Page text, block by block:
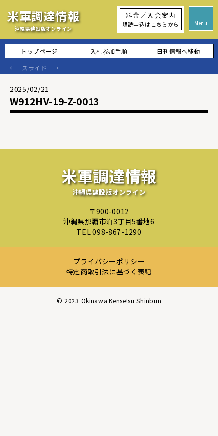
米軍調達情報
沖縄県建設版オンライン
料金／入会案内
購読申込はこちらから
トップページ 入札参加手順 日刊情報へ移動
2025/02/21
W912HV-19-Z-0013
米軍調達情報
沖縄県建設版オンライン
〒900-0012
沖縄県那覇市泊3丁目5番地6
TEL:098-867-1290
プライバシーポリシー
特定商取引法に基づく表記
©︎ 2023 Okinawa Kensetsu Shinbun